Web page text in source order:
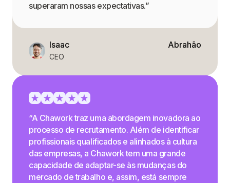
superaram nossas expectativas.”
Isaac
CEO
Abrahão
“A Chawork traz uma abordagem inovadora ao
processo de recrutamento. Além de identificar
profissionais qualificados e alinhados à cultura
das empresas, a Chawork tem uma grande
capacidade de adaptar-se às mudanças do
mercado de trabalho e, assim, está sempre